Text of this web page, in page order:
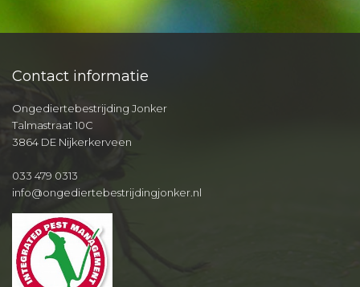
Contact informatie
Ongediertebestrijding Jonker
Talmastraat 10C
3864 DE Nijkerkerveen
033 479 0313
info@ongediertebestrijdingjonker.nl